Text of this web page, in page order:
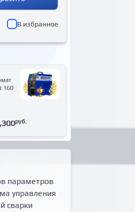
В избранное
160
руб.
параметров
управления
сварки